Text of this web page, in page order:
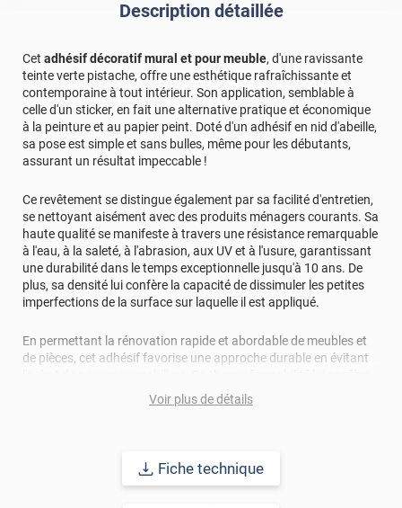
Description détaillée
Cet adhésif décoratif mural et pour meuble, d'une ravissante
teinte verte pistache, offre une esthétique rafraîchissante et
contemporaine à tout intérieur. Son application, semblable à
celle d'un sticker, en fait une alternative pratique et économique
à la peinture et au papier peint. Doté d'un adhésif en nid d'abeille,
sa pose est simple et sans bulles, même pour les débutants,
assurant un résultat impeccable !
Ce revêtement se distingue également par sa facilité d'entretien,
se nettoyant aisément avec des produits ménagers courants. Sa
haute qualité se manifeste à travers une résistance remarquable
à l'eau, à la saleté, à l'abrasion, aux UV et à l'usure, garantissant
une durabilité dans le temps exceptionnelle jusqu'à 10 ans. De
plus, sa densité lui confère la capacité de dissimuler les petites
imperfections de la surface sur laquelle il est appliqué.
En permettant la rénovation rapide et abordable de meubles et
de pièces, cet adhésif favorise une approche durable en évitant
la possibilité de s'adapter aux formes les plus complexes et
galbées, offrant ainsi une flexibilité maximale pour les projets de
Pour mener à bien votre projet, nous vous recommandons de
Voir plus de détails
Fiche technique